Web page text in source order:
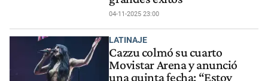
04-11-2025 23:00
LATINAJE
Cazzu colmó su cuarto
Movistar Arena y anunció
una quinta fecha: “Estoy